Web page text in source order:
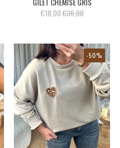
€18,00€36,00
-50%